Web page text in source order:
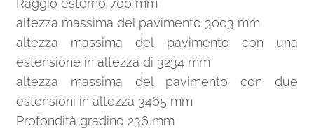
Raggio esterno 700 mm
altezza massima del pavimento 3003 mm
altezza massima del pavimento con una
estensione in altezza di 3234 mm
altezza massima del pavimento con due
estensioni in altezza 3465 mm
Profondità gradino 236 mm